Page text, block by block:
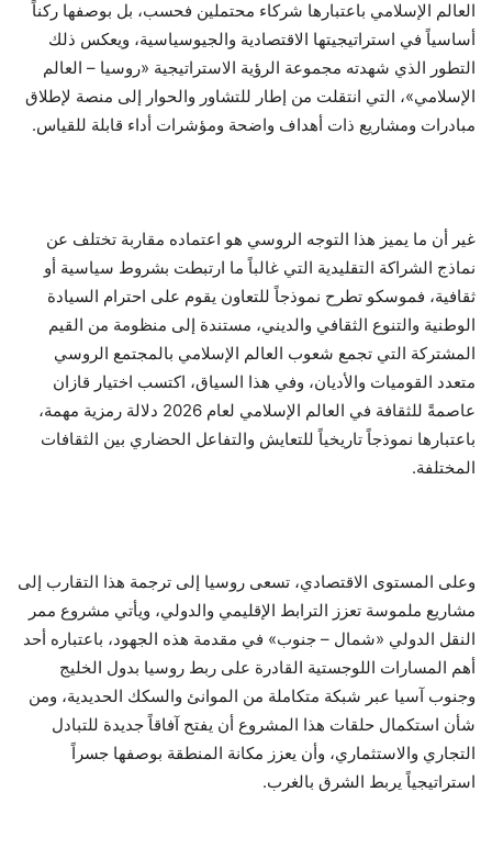
العالم الإسلامي باعتبارها شركاء محتملين فحسب، بل بوصفها ركناً
أساسياً في استراتيجيتها الاقتصادية والجيوسياسية، ويعكس ذلك
التطور الذي شهدته مجموعة الرؤية الاستراتيجية «روسيا – العالم
الإسلامي»، التي انتقلت من إطار للتشاور والحوار إلى منصة لإطلاق
مبادرات ومشاريع ذات أهداف واضحة ومؤشرات أداء قابلة للقياس.
غير أن ما يميز هذا التوجه الروسي هو اعتماده مقاربة تختلف عن
نماذج الشراكة التقليدية التي غالباً ما ارتبطت بشروط سياسية أو
ثقافية، فموسكو تطرح نموذجاً للتعاون يقوم على احترام السيادة
الوطنية والتنوع الثقافي والديني، مستندة إلى منظومة من القيم
المشتركة التي تجمع شعوب العالم الإسلامي بالمجتمع الروسي
متعدد القوميات والأديان، وفي هذا السياق، اكتسب اختيار قازان
عاصمةً للثقافة في العالم الإسلامي لعام 2026 دلالة رمزية مهمة،
باعتبارها نموذجاً تاريخياً للتعايش والتفاعل الحضاري بين الثقافات
المختلفة.
وعلى المستوى الاقتصادي، تسعى روسيا إلى ترجمة هذا التقارب إلى
مشاريع ملموسة تعزز الترابط الإقليمي والدولي، ويأتي مشروع ممر
النقل الدولي «شمال – جنوب» في مقدمة هذه الجهود، باعتباره أحد
أهم المسارات اللوجستية القادرة على ربط روسيا بدول الخليج
وجنوب آسيا عبر شبكة متكاملة من الموانئ والسكك الحديدية، ومن
شأن استكمال حلقات هذا المشروع أن يفتح آفاقاً جديدة للتبادل
التجاري والاستثماري، وأن يعزز مكانة المنطقة بوصفها جسراً
استراتيجياً يربط الشرق بالغرب.